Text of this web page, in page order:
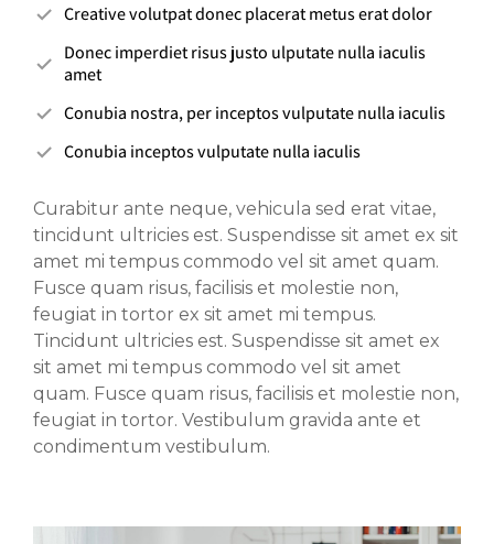
Creative volutpat donec placerat metus erat dolor
Donec imperdiet risus justo ulputate nulla iaculis
amet
Conubia nostra, per inceptos vulputate nulla iaculis
Conubia inceptos vulputate nulla iaculis
Curabitur ante neque, vehicula sed erat vitae,
tincidunt ultricies est. Suspendisse sit amet ex sit
amet mi tempus commodo vel sit amet quam.
Fusce quam risus, facilisis et molestie non,
feugiat in tortor ex sit amet mi tempus.
Tincidunt ultricies est. Suspendisse sit amet ex
sit amet mi tempus commodo vel sit amet
quam. Fusce quam risus, facilisis et molestie non,
feugiat in tortor. Vestibulum gravida ante et
condimentum vestibulum.